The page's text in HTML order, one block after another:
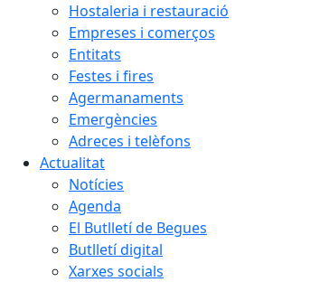
Hostaleria i restauració
Empreses i comerços
Entitats
Festes i fires
Agermanaments
Emergències
Adreces i telèfons
Actualitat
Notícies
Agenda
El Butlletí de Begues
Butlletí digital
Xarxes socials